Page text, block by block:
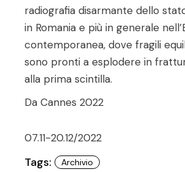
radiografia disarmante dello
in Romania e più in generale
contemporanea, dove fragili
sono pronti a esplodere in
alla prima scintilla.
Da Cannes 2022
07.11-20.12/2022
Tags: Archivio